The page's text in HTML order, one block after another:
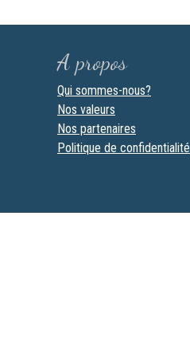
A propos
Qui sommes-nous?
Nos valeurs
Nos partenaires
Politique de confidentialité